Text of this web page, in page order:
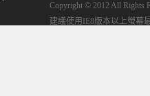
Copyright © 2012 All Rights
建議使用IE8版本以上螢幕